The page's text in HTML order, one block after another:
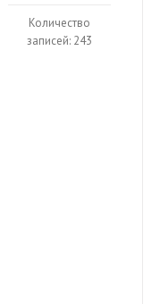
Количество
записей: 243